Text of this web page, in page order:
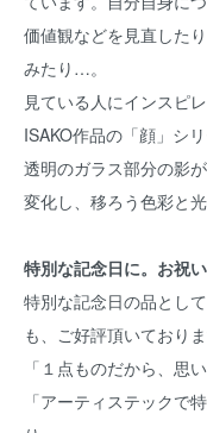
価値観などを見直した
みたり…。
見ている人にインスピ
ISAKO作品の「顔」シリ
透明のガラス部分の影
変化し、移ろう色彩と
特別な記念日に。お祝
特別な記念日の品とし
も、ご好評頂いておりま
「１点ものだから、思
「アーティステックで